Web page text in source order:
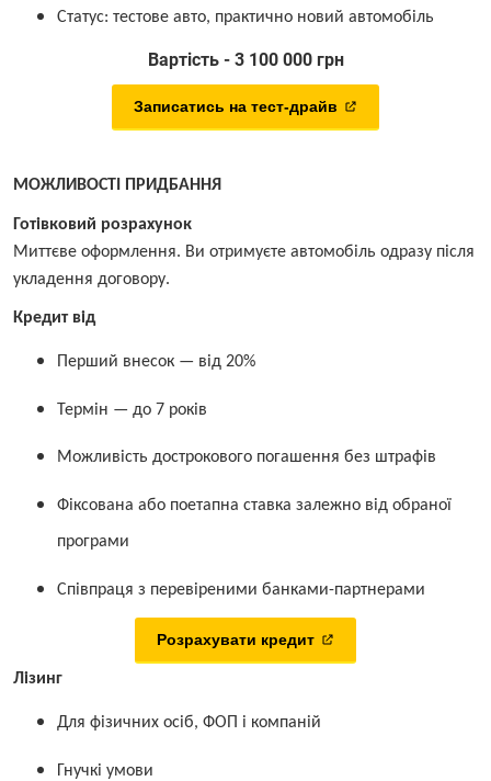
Статус: тестове авто, практично новий автомобіль
Вартість - 3 100 000 грн
Записатись на тест-драйв
МОЖЛИВОСТІ ПРИДБАННЯ
Готівковий розрахунок
Миттєве оформлення. Ви отримуєте автомобіль одразу після
укладення договору.
Кредит від
Перший внесок — від 20%
Термін — до 7 років
Можливість дострокового погашення без штрафів
Фіксована або поетапна ставка залежно від обраної
програми
Співпраця з перевіреними банками-партнерами
Розрахувати кредит
Лізинг
Для фізичних осіб, ФОП і компаній
Гнучкі умови